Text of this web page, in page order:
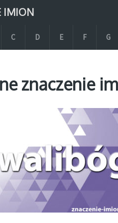
IMION
C D E F G
znaczenie